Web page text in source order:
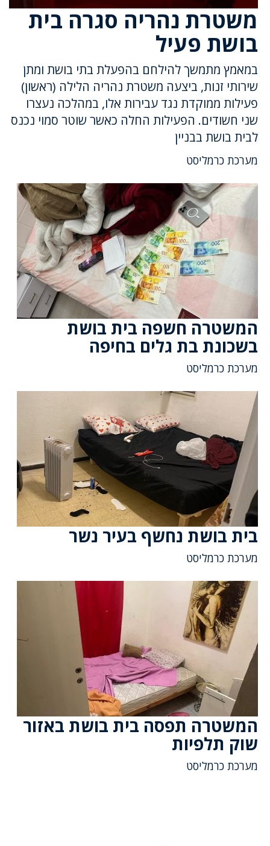
משטרת נהריה סגרה בית
בושת פעיל
במאמץ מתמשך להילחם בהפעלת בתי בושת ומתן
שירותי זנות, ביצעה משטרת נהריה הלילה (ראשון)
פעילות ממוקדת נגד עבירות אלו, במהלכה נעצרו
שני חשודים. הפעילות החלה כאשר שוטר סמוי נכנס
לבית בושת בבניין
מערכת כרמליסט
המשטרה חשפה בית בושת
בשכונת בת גלים בחיפה
מערכת כרמליסט
בית בושת נחשף בעיר נשר
מערכת כרמליסט
המשטרה תפסה בית בושת באזור
שוק תלפיות
מערכת כרמליסט